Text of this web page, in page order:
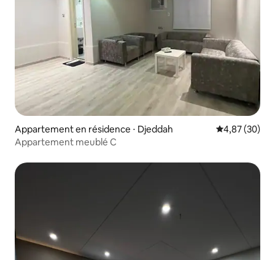
Appartement en résidence ⋅ Djeddah Évaluation
4,87 (30)
Appartement meublé C